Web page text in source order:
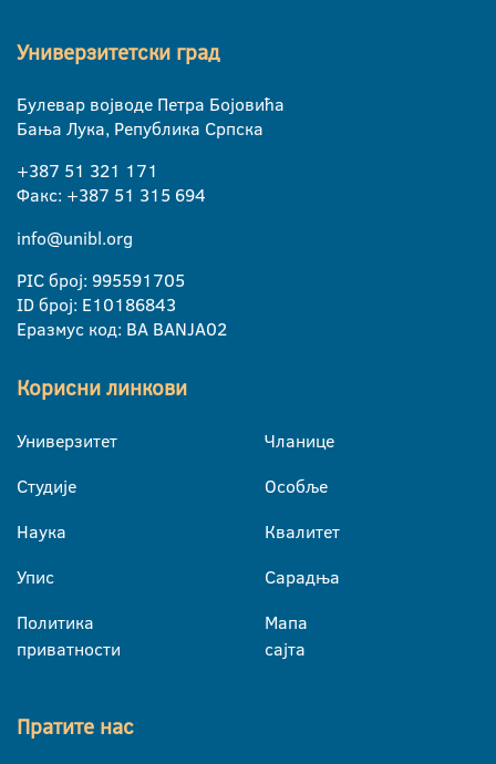
Универзитетски град
Булевар војводе Петра Бојовића
Бања Лука, Република Српска
+387 51 321 171
Факс: +387 51 315 694
info@unibl.org
PIC број: 995591705
ID број: E10186843
Еразмус код: BA BANJA02
Корисни линкови
Универзитет
Студије
Наука
Упис
Политика
приватности
Чланице
Особље
Квалитет
Сарадња
Мапа
сајта
Пратите нас